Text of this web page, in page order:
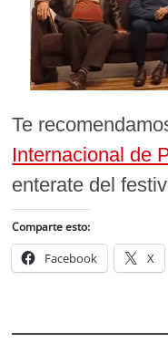
Te
Internacional de
enterate del
Comparte esto:
Facebook X